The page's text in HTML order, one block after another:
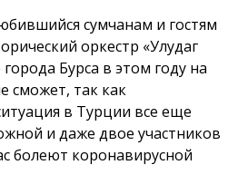
сумчанам и гостям
оркестр «Улудаг
Бурса в этом году на
сможет, так как
в Турции все еще
и даже двое участников
болеют коронавирусной